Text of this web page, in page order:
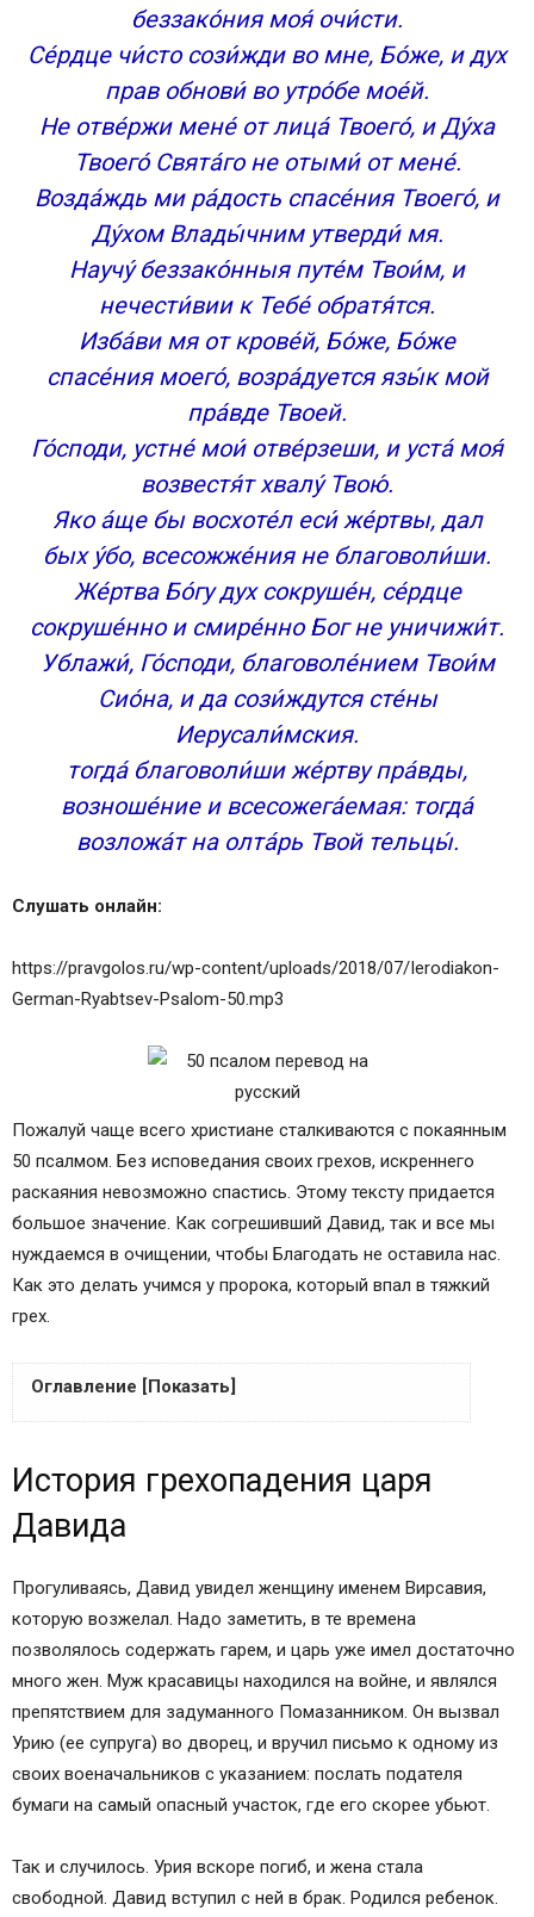
беззако́ния моя́ очи́сти.
Се́рдце чи́сто сози́жди во мне, Бо́же, и дух
прав обнови́ во утро́бе мое́й.
Не отве́ржи мене́ от лица́ Твоего́, и Ду́ха
Твоего́ Свята́го не отыми́ от мене́.
Возда́ждь ми ра́дость спасе́ния Твоего́, и
Ду́хом Влады́чним утверди́ мя.
Научу́ беззако́нныя путе́м Твои́м, и
нечести́вии к Тебе́ обратя́тся.
Изба́ви мя от крове́й, Бо́же, Бо́же
спасе́ния моего́, возра́дуется язы́к мой
пра́вде Твоей.
Го́споди, устне́ мои́ отве́рзеши, и уста́ моя́
возвестя́т хвалу́ Твою́.
Яко а́ще бы восхоте́л еси́ же́ртвы, дал
бых у́бо, всесожже́ния не благоволи́ши.
Же́ртва Бо́гу дух сокруше́н, се́рдце
сокруше́нно и смире́нно Бог не уничижи́т.
Ублажи́, Го́споди, благоволе́нием Твои́м
Сио́на, и да сози́ждутся сте́ны
Иерусали́мския.
тогда́ благоволи́ши же́ртву пра́вды,
возноше́ние и всесожега́емая: тогда́
возложа́т на олта́рь Твой тельцы́.
Слушать онлайн:
https://pravgolos.ru/wp-content/uploads/2018/07/Ierodiakon-
German-Ryabtsev-Psalom-50.mp3
Пожалуй чаще всего христиане сталкиваются с покаянным
50 псалмом. Без исповедания своих грехов, искреннего
раскаяния невозможно спастись. Этому тексту придается
большое значение. Как согрешивший Давид, так и все мы
нуждаемся в очищении, чтобы Благодать не оставила нас.
Как это делать учимся у пророка, который впал в тяжкий
грех.
Оглавление [Показать]
Притча Нафана
Псалом 50 – покаяние Давида
Псалом 50 –непонятные места
История грехопадения царя
Давида
Прогуливаясь, Давид увидел женщину именем Вирсавия,
которую возжелал. Надо заметить, в те времена
позволялось содержать гарем, и царь уже имел достаточно
много жен. Муж красавицы находился на войне, и являлся
препятствием для задуманного Помазанником. Он вызвал
Урию (ее супруга) во дворец, и вручил письмо к одному из
своих военачальников с указанием: послать подателя
бумаги на самый опасный участок, где его скорее убьют.
Так и случилось. Урия вскоре погиб, и жена стала
свободной. Давид вступил с ней в брак. Родился ребенок.